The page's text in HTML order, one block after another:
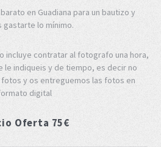
en Guadiana para un bautizo y
gastarte lo mínimo.
incluye contratar al fotografo una hora,
le indiqueis y de tiempo, es decir no
y os entreguemos las fotos en
digital
Oferta 75€